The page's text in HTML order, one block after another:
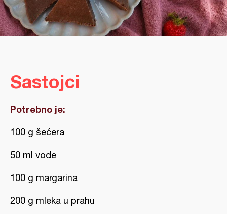
Sastojci
Potrebno je:
100 g šećera
50 ml vode
100 g margarina
200 g mleka u prahu